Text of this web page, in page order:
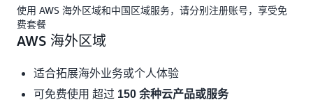
使用 AWS 海外区域和中国区域服务，请分别注册账号，享受免
费套餐
AWS 海外区域
适合拓展海外业务或个人体验
可免费使用 超过 150 余种云产品或服务